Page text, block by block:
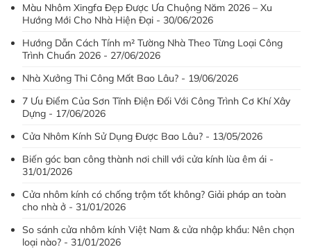
Màu Nhôm Xingfa Đẹp Được Ưa Chuộng Năm 2026 – Xu
Hướng Mới Cho Nhà Hiện Đại - 30/06/2026
Hướng Dẫn Cách Tính m² Tường Nhà Theo Từng Loại Công
Trình Chuẩn 2026 - 27/06/2026
Nhà Xưởng Thi Công Mất Bao Lâu? - 19/06/2026
7 Ưu Điểm Của Sơn Tĩnh Điện Đối Với Công Trình Cơ Khí Xây
Dựng - 17/06/2026
Cửa Nhôm Kính Sử Dụng Được Bao Lâu? - 13/05/2026
Biến góc ban công thành nơi chill với cửa kính lùa êm ái -
31/01/2026
Cửa nhôm kính có chống trộm tốt không? Giải pháp an toàn
cho nhà ở - 31/01/2026
So sánh cửa nhôm kính Việt Nam & cửa nhập khẩu: Nên chọn
loại nào? - 31/01/2026